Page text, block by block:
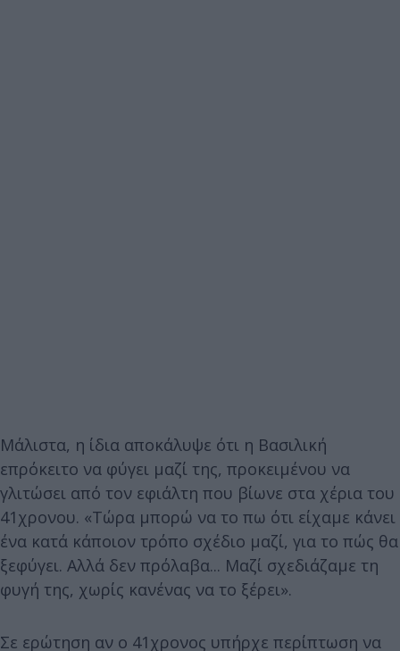
Μάλιστα, η ίδια αποκάλυψε ότι η Βασιλική
επρόκειτο να φύγει μαζί της, προκειμένου να
γλιτώσει από τον εφιάλτη που βίωνε στα χέρια του
41χρονου. «Τώρα μπορώ να το πω ότι είχαμε κάνει
ένα κατά κάποιον τρόπο σχέδιο μαζί, για το πώς θα
ξεφύγει. Αλλά δεν πρόλαβα... Μαζί σχεδιάζαμε τη
φυγή της, χωρίς κανένας να το ξέρει».
Σε ερώτηση αν ο 41χρονος υπήρχε περίπτωση να